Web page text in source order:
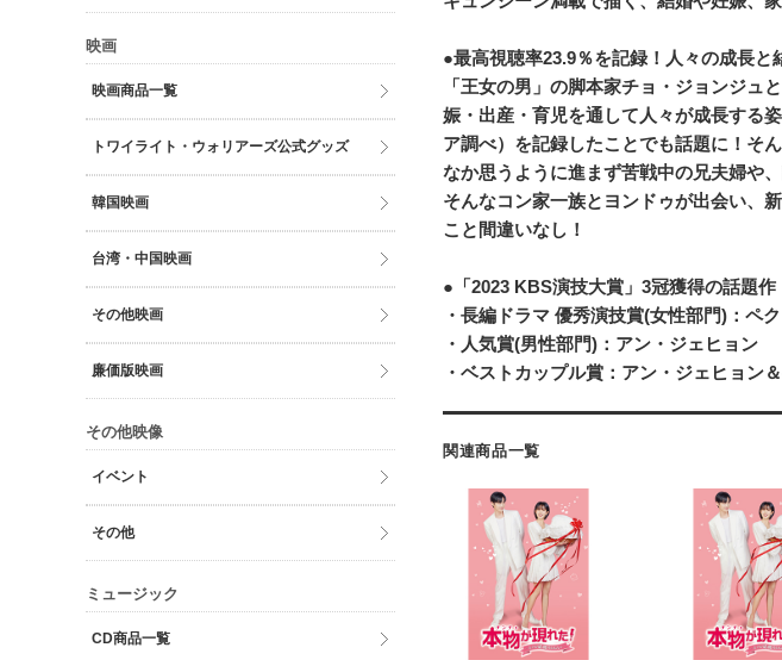
●最高視聴率23.9％を記録！人々の成長と
「王女の男」の脚本家チョ・ジョンジュ
娠・出産・育児を通して人々が成長する
ア調べ）を記録したことでも話題に！そ
なか思うように進まず苦戦中の兄夫婦や
そんなコン家一族とヨンドゥが出会い、
こと間違いなし！
●「2023 KBS演技大賞」3冠獲得の話題作
・長編ドラマ 優秀演技賞(女性部門)：ペ
・人気賞(男性部門)：アン・ジェヒョン
・ベストカップル賞：アン・ジェヒョン
関連商品一覧
映画
映画商品一覧
トワイライト・ウォリアーズ公式グッズ
韓国映画
台湾・中国映画
その他映画
廉価版映画
その他映像
イベント
その他
ミュージック
CD商品一覧